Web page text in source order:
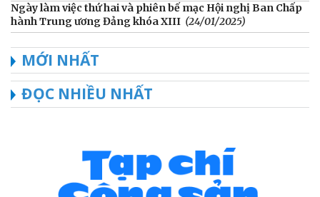
Ngày làm việc thứ hai và phiên bế mạc Hội nghị Ban Chấp
hành Trung ương Đảng khóa XIII (24/01/2025)
MỚI NHẤT
ĐỌC NHIỀU NHẤT